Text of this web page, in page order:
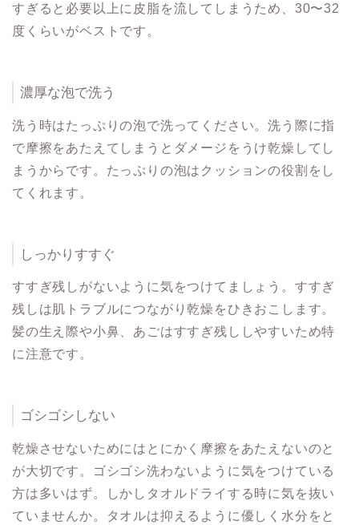
すぎると必要以上に皮脂を流してしまうため、30〜32
度くらいがベストです。
濃厚な泡で洗う
洗う時はたっぷりの泡で洗ってください。洗う際に指
で摩擦をあたえてしまうとダメージをうけ乾燥してし
まうからです。たっぷりの泡はクッションの役割をし
てくれます。
しっかりすすぐ
すすぎ残しがないように気をつけてましょう。すすぎ
残しは肌トラブルにつながり乾燥をひきおこします。
髪の生え際や小鼻、あごはすすぎ残ししやすいため特
に注意です。
ゴシゴシしない
乾燥させないためにはとにかく摩擦をあたえないのと
が大切です。ゴシゴシ洗わないように気をつけている
方は多いはず。しかしタオルドライする時に気を抜い
ていませんか。タオルは抑えるように優しく水分をと